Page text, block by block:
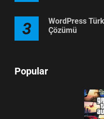
3
WordPress
Çözümü
Popular